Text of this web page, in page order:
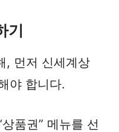
기
, 먼저 신세계상
야 합니다.
품권” 메뉴를 선